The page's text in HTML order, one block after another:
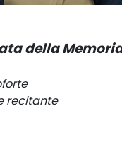
della
recitante